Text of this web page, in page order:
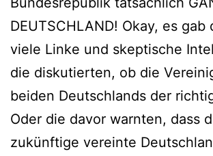
DEUTSCHLAND! Okay, es gab
viele Linke und skeptische
die diskutierten, ob die
beiden Deutschlands der
Oder die davor warnten, dass
zukünftige vereinte